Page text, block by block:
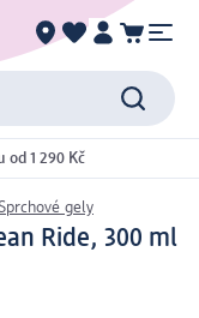
od 1 290 Kč
Sprchové gely
Ride, 300 ml